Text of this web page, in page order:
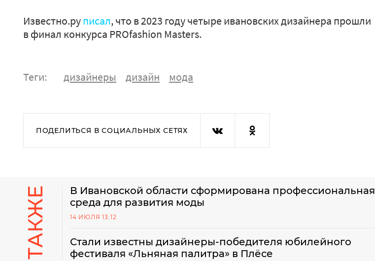
Известно.руписал, что в 2023 году четыре ивановских дизайнера прошли
в финал конкурса PROfashion Masters.
Теги: дизайнеры дизайн мода
ПОДЕЛИТЬСЯ В СОЦИАЛЬНЫХ СЕТЯХ
В Ивановской области сформирована профессиональная
среда для развития моды
14 ИЮЛЯ 13:12
Стали известны дизайнеры-победителя юбилейного
фестиваля «Льняная палитра» в Плёсе